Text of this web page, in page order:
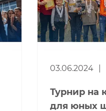
03.06.2024
Турнир на
для юных